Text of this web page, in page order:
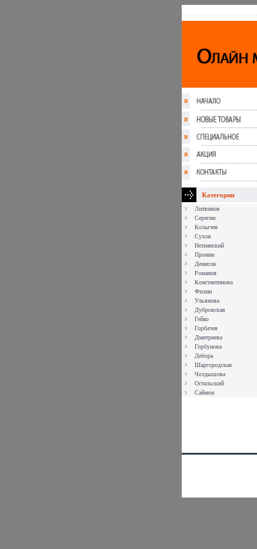
Категории
Литвинов
Серегин
Колычев
Сухов
Незнанский
Пронин
Денисов
Романов
Константинова
Филин
Ульянова
Дубровская
Гейко
Горбачев
Дмитриева
Горбунова
Дебора
Шаргородская
Челдышова
Остальский
Саймон